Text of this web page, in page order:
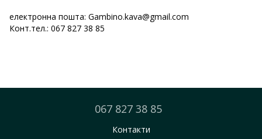
електронна пошта: Gambino.kava@gmail.com
Конт.тел.: 067 827 38 85
067 827 38 85
Контакти